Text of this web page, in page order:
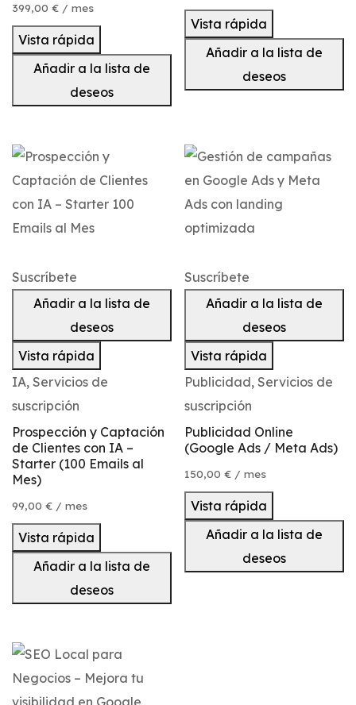
399,00 € / mes
Vista rápida
Añadir a la lista de
deseos
Vista rápida
Añadir a la lista de
deseos
Suscríbete
Añadir a la lista de
deseos
Vista rápida
IA, Servicios de
suscripción
Prospección y Captación
de Clientes con IA –
Starter (100 Emails al
Mes)
99,00 € / mes
Vista rápida
Añadir a la lista de
deseos
Suscríbete
Añadir a la lista de
deseos
Vista rápida
Publicidad,Servicios de
suscripción
Publicidad Online
(Google Ads / Meta Ads)
150,00€ / mes
Vista rápida
Añadir a la lista de
deseos